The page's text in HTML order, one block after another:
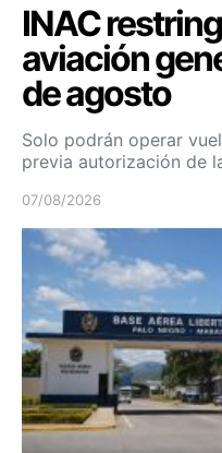
INAC
aviación
de agosto
Solo podrán operar
previa autorización de
07/08/2026